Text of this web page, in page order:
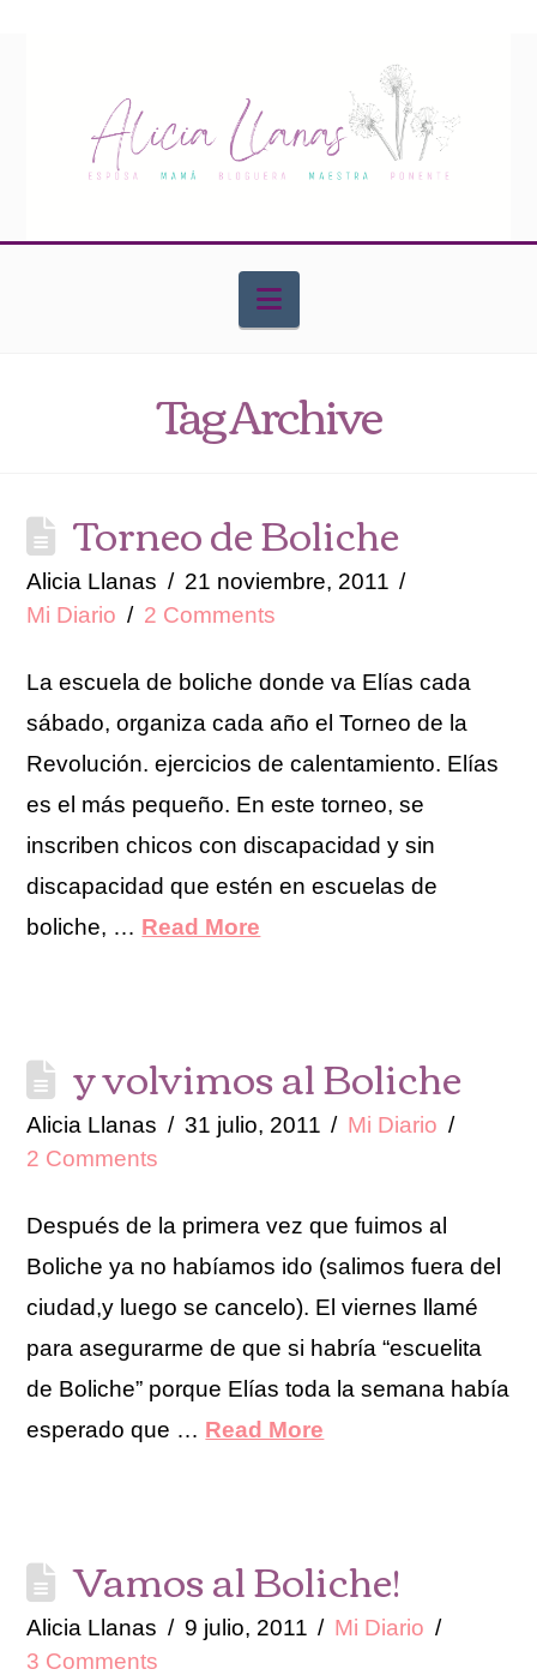
Navigation
Tag Archive
Torneo de Boliche
Alicia Llanas
21 noviembre, 2011
Mi Diario
2 Comments
La escuela de boliche donde va Elías cada
sábado, organiza cada año el Torneo de la
Revolución. ejercicios de calentamiento. Elías
es el más pequeño. En este torneo, se
inscriben chicos con discapacidad y sin
discapacidad que estén en escuelas de
boliche, … Read More
y volvimos al Boliche
Alicia Llanas 31 julio, 2011
Mi Diario
2 Comments
Después de la primera vez que fuimos al
Boliche ya no habíamos ido (salimos fuera del
ciudad,y luego se cancelo). El viernes llamé
para asegurarme de que si habría “escuelita
de Boliche” porque Elías toda la semana había
esperado que … Read More
Vamos al Boliche!
Alicia Llanas 9 julio, 2011
Mi Diario
3 Comments